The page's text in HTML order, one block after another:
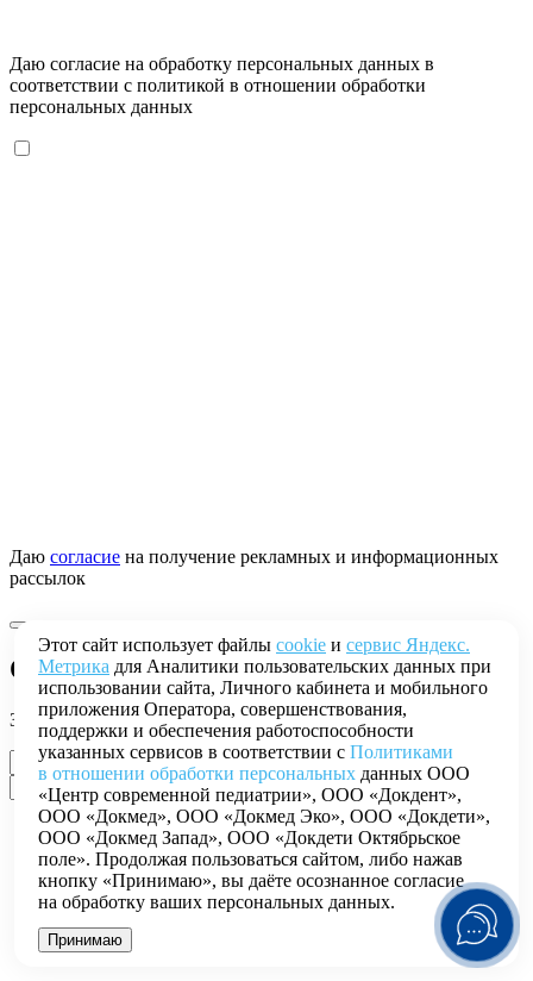
Даю согласие на обработку персональных данных в
соответствии с политикой в отношении обработки
персональных данных
Даю согласие на получение рекламных и информационных
рассылок
Оставить заявку
Заполните форму, и мы перезвоним в ближайшее время
Этот сайт использует файлы cookie и сервис Яндекс.
Метрика для Аналитики пользовательских данных при
использовании сайта, Личного кабинета и мобильного
приложения Оператора, совершенствования,
поддержки и обеспечения работоспособности
указанных сервисов в соответствии с Политиками
в отношении обработки персональных данных ООО
«Центр современной педиатрии», ООО «Докдент»,
ООО «Докмед», ООО «Докмед Эко», ООО «Докдети»,
ООО «Докмед Запад», ООО «Докдети Октябрьское
поле». Продолжая пользоваться сайтом, либо нажав
кнопку «Принимаю», вы даёте осознанное согласие
на обработку ваших персональных данных.
Принимаю